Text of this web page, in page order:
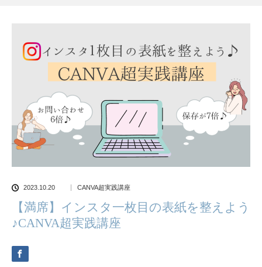
2023.10.20 CANVA超実践講座
【満席】インスタ一枚目の表紙を整えよう
♪CANVA超実践講座